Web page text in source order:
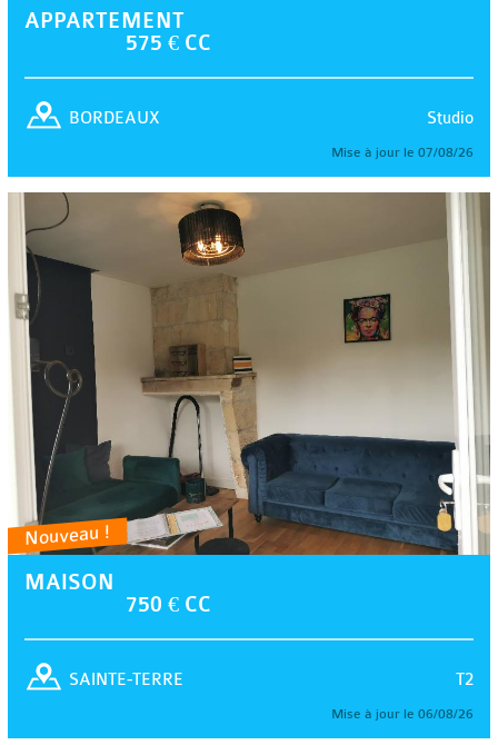
APPARTEMENT
575 € CC
Studio
BORDEAUX
Mise à jour le 07/08/26
Nouveau !
MAISON
750 € CC
T2
SAINTE-TERRE
Mise à jour le 06/08/26